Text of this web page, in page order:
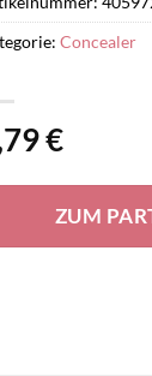
€
ZUM
Concealer